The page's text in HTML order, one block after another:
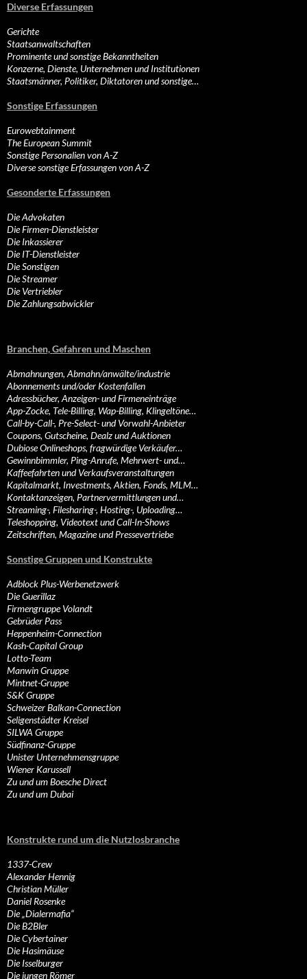
Diverse Erfassungen
Gerichte
Staatsanwaltschaften
Prominente und sonstige Bekanntheiten
Konzerne, Dienste, Unternehmen und Institutionen
Staatsmänner, Politiker, Diktatoren und sonstige…
Sonstige Erfassungen
Eurowebtainment
The European Summit
Sonstige Personalien von A-Z
Diverse sonstige Erfassungen von A-Z
Gesonderte Erfassungen
Die Advokaten
Die Firmen-Dienstleister
Die Inkassierer
Die IT-Dienstleister
Die Sonstigen
Die Streamer
Die Vertriebler
Die Zahlungsabwickler
Branchen, Gefahren und Maschen
Abmahnungen, Abmahn/anwälte/industrie
Abonnements und/oder Kostenfallen
Adressbücher, Anzeigen- und Firmeneinträge
App-Zocke, Tele-Billing, Wap-Billing, Klingeltöne…
Call-by-Call-, Pre-Select- und Vorwahl-Anbieter
Coupons, Gutscheine, Dealz und Auktionen
Dubiose Onlineshops, fragwürdige Verkäufer…
Gewinnbimmler, Ping-Anrufe, Mehrwert- und…
Kaffeefahrten und Verkaufsveranstaltungen
Kapitalmarkt, Investments, Aktien, Fonds, MLM…
Kontaktanzeigen, Partnervermittlungen und…
Streaming-, Filesharing-, Hosting-, Uploading…
Teleshopping, Videotext und Call-In-Shows
Zeitschriften, Magazine und Pressevertriebe
Sonstige Gruppen und Konstrukte
Adblock Plus-Werbenetzwerk
Die Guerillaz
Firmengruppe Volandt
Gebrüder Pass
Heppenheim-Connection
Kash-Capital Group
Lotto-Team
Manwin Gruppe
Mintnet-Gruppe
S&K Gruppe
Schweizer Balkan-Connection
Seligenstädter Kreisel
SILWA Gruppe
Südfinanz-Gruppe
Unister Unternehmensgruppe
Wiener Karussell
Zu und um Boesche Direct
Zu und um Dubai
Konstrukte rund um die Nutzlosbranche
1337-Crew
Alexander Hennig
Christian Müller
Daniel Rosenke
Die „Dialermafia“
Die B2Bler
Die Cybertainer
Die Hasimäuse
Die Isselburger
Die jungen Römer